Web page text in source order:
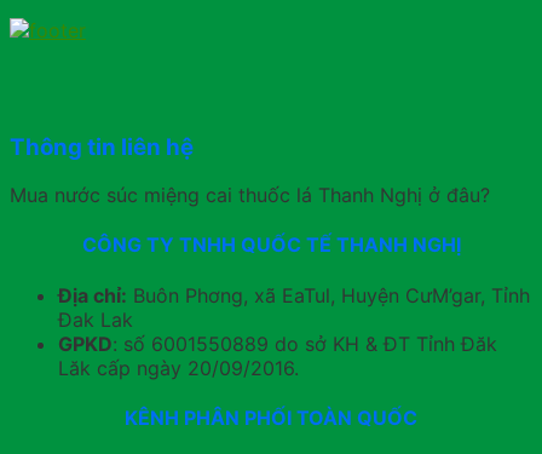
Thông tin liên hệ
Mua nước súc miệng cai thuốc lá Thanh Nghị ở đâu?
CÔNG TY TNHH QUỐC TẾ THANH NGHỊ
Địa chỉ: Buôn Phơng, xã EaTul, Huyện CưM’gar, Tỉnh
Đak Lak
GPKD: số 6001550889 do sở KH & ĐT Tỉnh Đăk
Lăk cấp ngày 20/09/2016.
KÊNH PHÂN PHỐI TOÀN QUỐC